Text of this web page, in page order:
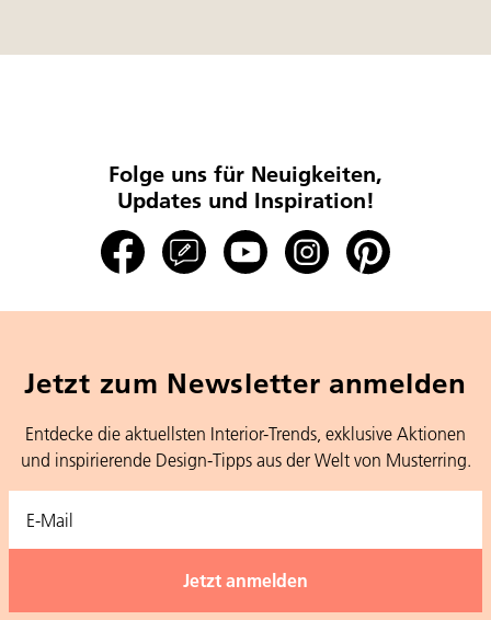
Folge uns für Neuigkeiten,
Updates und Inspiration!
Jetzt zum Newsletter anmelden
Entdecke die aktuellsten Interior-Trends, exklusive Aktionen
und inspirierende Design-Tipps aus der Welt von Musterring.